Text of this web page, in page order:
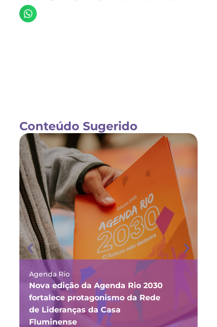
Conteúdo Sugerido
Agenda Rio
Nova edição da Agenda Rio 2030
fortalece protagonismo da Rede
de Lideranças da Casa
Fluminense